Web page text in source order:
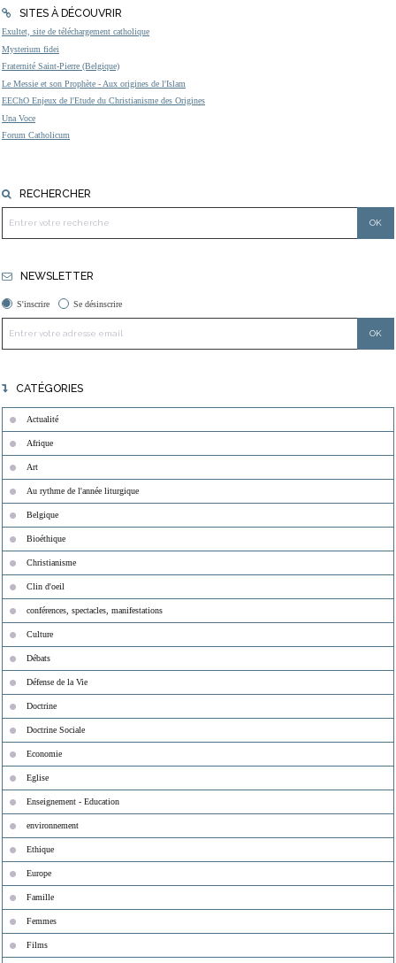
SITES À DÉCOUVRIR
Exultet, site de téléchargement catholique
Mysterium fidei
Fraternité Saint-Pierre (Belgique)
Le Messie et son Prophète - Aux origines de l'Islam
EEChO Enjeux de l'Etude du Christianisme des Origines
Una Voce
Forum Catholicum
RECHERCHER
NEWSLETTER
S'inscrire Se désinscrire
CATÉGORIES
Actualité
Afrique
Art
Au rythme de l'année liturgique
Belgique
Bioéthique
Christianisme
Clin d'oeil
conférences, spectacles, manifestations
Culture
Débats
Défense de la Vie
Doctrine
Doctrine Sociale
Economie
Eglise
Enseignement - Education
environnement
Ethique
Europe
Famille
Femmes
Films